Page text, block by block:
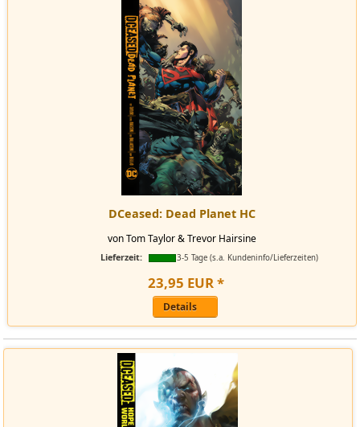
DCeased: Dead Planet HC
von Tom Taylor & Trevor Hairsine
Lieferzeit: 3-5 Tage (s.a. Kundeninfo/Lieferzeiten)
23,95 EUR*
Details